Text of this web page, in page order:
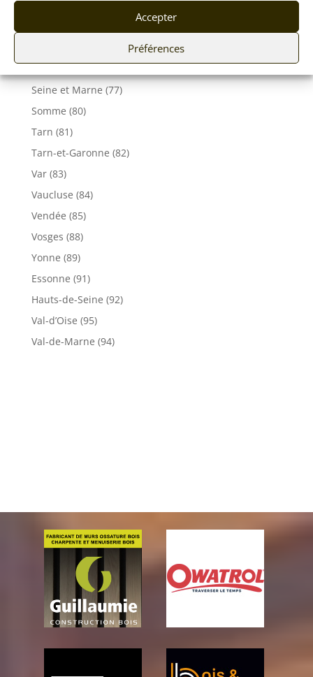
Accepter
Préférences
Seine et Marne (77)
Somme (80)
Tarn (81)
Tarn-et-Garonne (82)
Var (83)
Vaucluse (84)
Vendée (85)
Vosges (88)
Yonne (89)
Essonne (91)
Hauts-de-Seine (92)
Val-d’Oise (95)
Val-de-Marne (94)